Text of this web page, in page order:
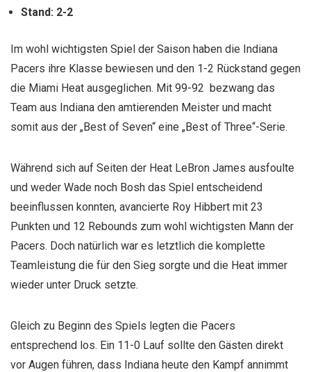
Stand: 2-2
Im wohl wichtigsten Spiel der Saison haben die Indiana
Pacers ihre Klasse bewiesen und den 1-2 Rückstand gegen
die Miami Heat ausgeglichen. Mit 99-92 bezwang das
Team aus Indiana den amtierenden Meister und macht
somit aus der „Best of Seven“ eine „Best of Three“-Serie.
Während sich auf Seiten der Heat LeBron James ausfoulte
und weder Wade noch Bosh das Spiel entscheidend
beeinflussen konnten, avancierte Roy Hibbert mit 23
Punkten und 12 Rebounds zum wohl wichtigsten Mann der
Pacers. Doch natürlich war es letztlich die komplette
Teamleistung die für den Sieg sorgte und die Heat immer
wieder unter Druck setzte.
Gleich zu Beginn des Spiels legten die Pacers
entsprechend los. Ein 11-0 Lauf sollte den Gästen direkt
vor Augen führen, dass Indiana heute den Kampf annimmt